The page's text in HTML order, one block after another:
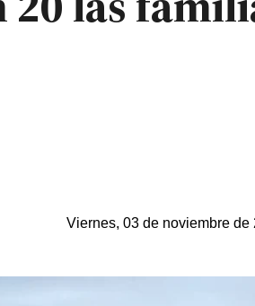
Viernes, 03 de noviembre de